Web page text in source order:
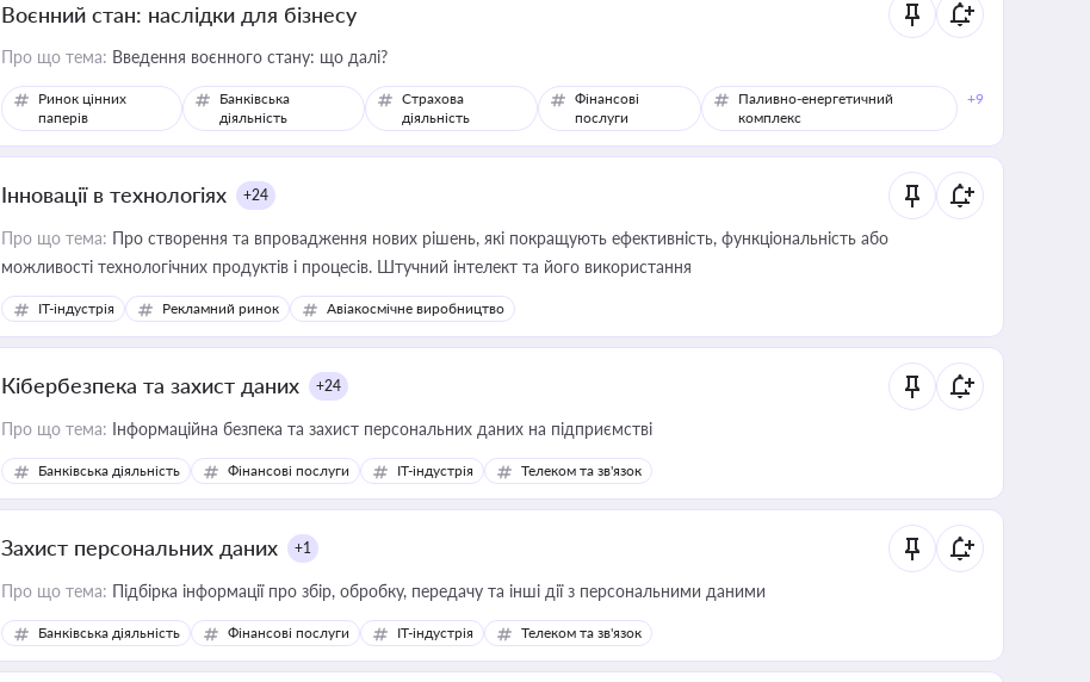
Воєнний стан: наслідки для бізнесу
Про що тема: Введення воєнного стану: що далі?
Ринок цінних
паперів
Банківська
діяльність
Страхова
діяльність
Фінансові
послуги
Паливно-енергетичний
комплекс
+9
Інновації в технологіях +24
Про що тема: Про створення та впровадження нових рішень, які покращують ефективність, функціональність або
можливості технологічних продуктів і процесів. Штучний інтелект та його використання
IT-індустрія Рекламний ринок Авіакосмічне виробництво
Кібербезпека та захист даних +24
Про що тема: Інформаційна безпека та захист персональних даних на підприємстві
Банківська діяльність Фінансові послуги IT-індустрія Телеком та зв'язок
Захист персональних даних +1
Про що тема: Підбірка інформації про збір, обробку, передачу та інші дії з персональними даними
Банківська діяльність Фінансові послуги IT-індустрія Телеком та зв'язок